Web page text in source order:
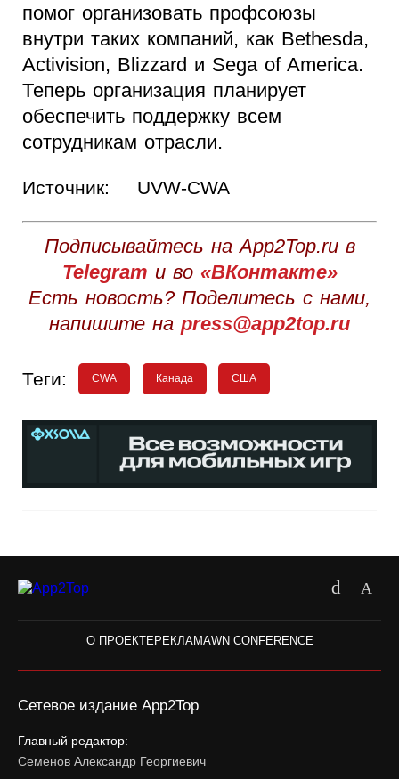
помог организовать профсоюзы
внутри таких компаний, как Bethesda,
Activision, Blizzard и Sega of America.
Теперь организация планирует
обеспечить поддержку всем
сотрудникам отрасли.
Источник: UVW-CWA
Подписывайтесь на App2Top.ru в
Telegram и во «ВКонтакте»
Есть новость? Поделитесь с нами,
напишите на press@app2top.ru
Теги: CWA Канада США
О ПРОЕКТЕРЕКЛАМАWN CONFERENCE
Сетевое издание App2Top
Главный редактор:
Семенов Александр Георгиевич